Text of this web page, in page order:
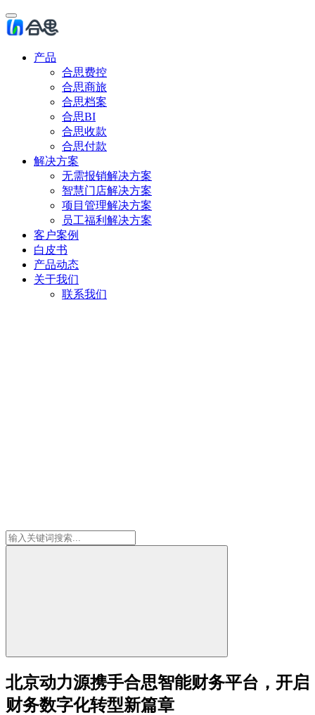
产品
合思费控
合思商旅
合思档案
合思BI
合思收款
合思付款
解决方案
无需报销解决方案
智慧门店解决方案
项目管理解决方案
员工福利解决方案
客户案例
白皮书
产品动态
关于我们
联系我们
北京动力源携手合思智能财务平台，开启
财务数字化转型新篇章